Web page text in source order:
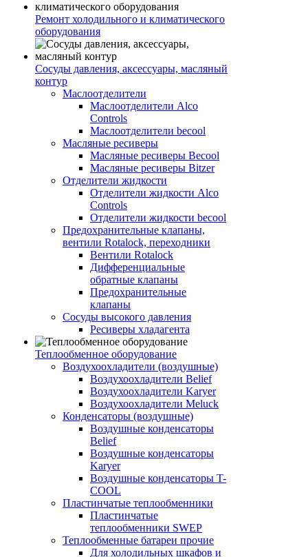
Ремонт холодильного и климатического
оборудования
Сосуды давления, аксессуары, масляный
контур
Маслоотделители
Маслоотделители Alco
Controls
Маслоотделители becool
Масляные ресиверы
Масляные ресиверы Becool
Масляные ресиверы Bitzer
Отделители жидкости
Отделители жидкости Alco
Controls
Отделители жидкости becool
Предохранительные клапаны,
вентили Rotalock, переходники
Вентили Rotalock
Дифференциальные
обратные клапаны
Предохранительные
клапаны
Сосуды высокого давления
Ресиверы хладагента
Теплообменное оборудование
Воздухоохладители (воздушные)
Воздухоохладители Belief
Воздухоохладители Karyer
Воздухоохладители Meluck
Конденсаторы (воздушные)
Воздушные конденсаторы
Belief
Воздушные конденсаторы
Karyer
Воздушные конденсаторы T-
COOL
Пластинчатые теплообменники
Пластинчатые
теплообменники SWEP
Теплообменные батареи прочие
Для холодильных шкафов и